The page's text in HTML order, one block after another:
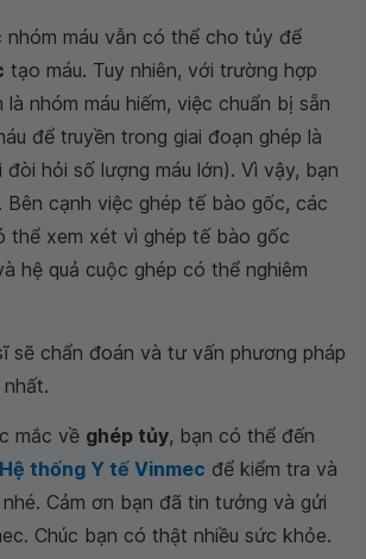
nhóm máu vẫn có thể cho tủy để
tạo máu. Tuy nhiên, với trường hợp
là nhóm máu hiếm, việc chuẩn bị sẵn
để truyền trong giai đoạn ghép là
hỏi số lượng máu lớn). Vì vậy, bạn
Bên cạnh việc ghép tế bào gốc, các
thể xem xét vì ghép tế bào gốc
hệ quả cuộc ghép có thể nghiêm
sẽ chẩn đoán và tư vấn phương pháp
mắc về ghép tủy, bạn có thể đến
Hệ thống Y tế Vinmec để kiểm tra và
Cảm ơn bạn đã tin tưởng và gửi
Chúc bạn có thật nhiều sức khỏe.